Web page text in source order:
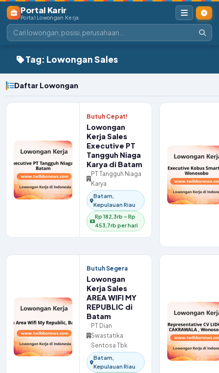
Portal Karir
Portal Lowongan Kerja
Tag: Lowongan Sales
Daftar Lowongan
Butuh Cepat!
Lowongan
Kerja Sales
Executive PT
Tangguh Niaga
Karya di Batam
PT Tangguh Niaga
Karya
Batam,
Kepulauan Riau
Rp 182,3rb – Rp
453,7rb per hari
Butuh Segera
Lowongan
Kerja Sales
AREA WIFI MY
REPUBLIC di
Batam
PT Dian
Swastatika
Sentosa Tbk
Batam,
Kepulauan Riau